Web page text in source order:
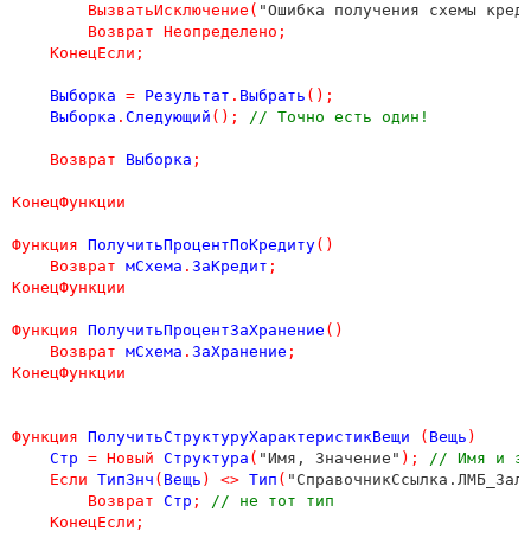
ВызватьИсключение ( "Ошибка получения схемы
Возврат Неопределено ;
КонецЕсли ;
Выборка = Результат . Выбрать ();
Выборка . Следующий (); // Точно есть один!
Возврат Выборка ;
КонецФункции
Функция ПолучитьПроцентПоКредиту()
Возврат мСхема . ЗаКредит ;
КонецФункции
Функция ПолучитьПроцентЗаХранение ()
Возврат мСхема . ЗаХранение ;
КонецФункции
Функция ПолучитьСтруктуруХарактеристикВещи ( Вещь )
Стр = Новый Структура ( "Имя, Значение" );
// Имя и
Если ТипЗнч ( Вещь ) <> Тип (
Возврат Стр ;
// не тот тип
КонецЕсли ;